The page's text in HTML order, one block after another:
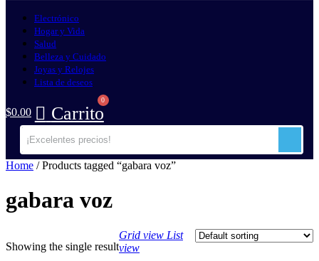
Electrónico
Hogar y Vida
Salud
Belleza y Cuidado
Joyas y Relojes
Lista de deseos
$0.00 Carrito
Home / Products tagged “gabara voz”
gabara voz
Showing the single result
Grid view List
view